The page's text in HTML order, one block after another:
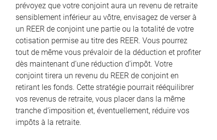
prévoyez que votre conjoint aura un revenu de retraite
sensiblement inférieur au vôtre, envisagez de verser à
un REER de conjoint une partie ou la totalité de votre
cotisation permise au titre des REER. Vous pourrez
tout de même vous prévaloir de la déduction et profiter
dès maintenant d’une réduction d’impôt. Votre
conjoint tirera un revenu du REER de conjoint en
retirant les fonds. Cette stratégie pourrait rééquilibrer
vos revenus de retraite, vous placer dans la même
tranche d’imposition et, éventuellement, réduire vos
impôts à la retraite.